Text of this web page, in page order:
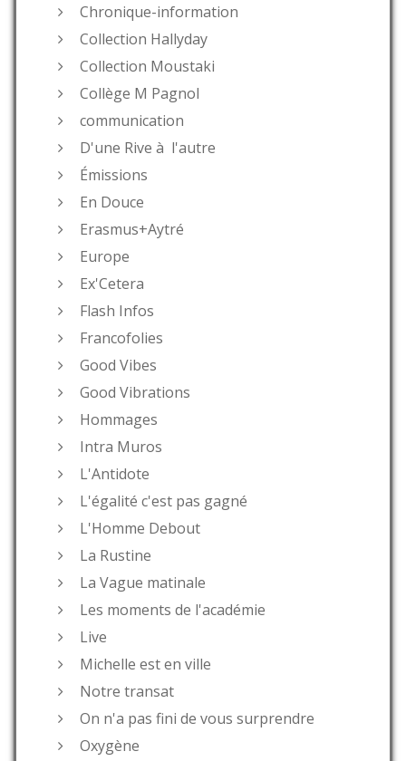
Chronique-information
Collection Hallyday
Collection Moustaki
Collège M Pagnol
communication
D'une Rive à l'autre
Émissions
En Douce
Erasmus+Aytré
Europe
Ex'Cetera
Flash Infos
Francofolies
Good Vibes
Good Vibrations
Hommages
Intra Muros
L'Antidote
L'égalité c'est pas gagné
L'Homme Debout
La Rustine
La Vague matinale
Les moments de l'académie
Live
Michelle est en ville
Notre transat
On n'a pas fini de vous surprendre
Oxygène